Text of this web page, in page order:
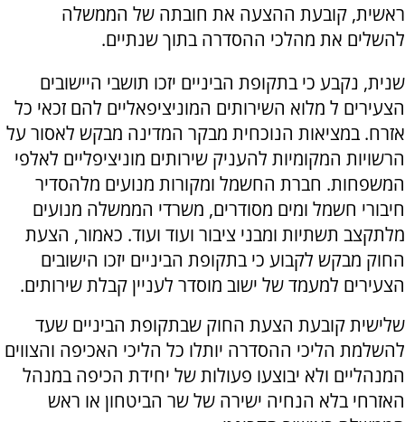
ראשית, קובעת ההצעה את חובתה של הממשלה
להשלים את מהלכי ההסדרה בתוך שנתיים.
שנית, נקבע כי בתקופת הביניים יזכו תושבי היישובים
הצעירים ל מלוא השירותים המוניציפאליים להם זכאי כל
אזרח. במציאות הנוכחית מבקר המדינה מבקש לאסור על
הרשויות המקומיות להעניק שירותים מוניציפליים לאלפי
המשפחות. חברת החשמל ומקורות מנועים מלהסדיר
חיבורי חשמל ומים מסודרים, משרדי הממשלה מנועים
מלתקצב תשתיות ומבני ציבור ועוד ועוד. כאמור, הצעת
החוק מבקש לקבוע כי בתקופת הביניים יזכו הישובים
הצעירים למעמד של ישוב מוסדר לעניין קבלת שירותים.
שלישית קובעת הצעת החוק שבתקופת הביניים שעד
להשלמת הליכי ההסדרה יותלו כל הליכי האכיפה והצווים
המנהליים ולא יבוצעו פעולות של יחידת הכיפה במנהל
האזרחי בלא הנחיה ישירה של שר הביטחון או ראש